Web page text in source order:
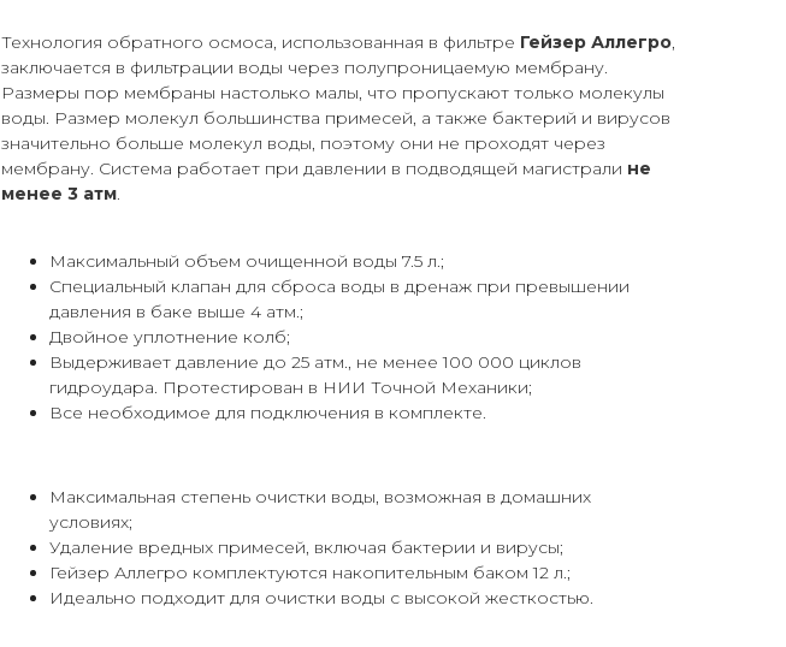
Технология обратного осмоса, использованная в фильтре Гейзер Аллегро,
заключается в фильтрации воды через полупроницаемую мембрану.
Размеры пор мембраны настолько малы, что пропускают только молекулы
воды. Размер молекул большинства примесей, а также бактерий и вирусов
значительно больше молекул воды, поэтому они не проходят через
мембрану. Система работает при давлении в подводящей магистрали не
менее 3 атм.
Максимальный объем очищенной воды 7.5 л.;
Специальный клапан для сброса воды в дренаж при превышении
давления в баке выше 4 атм.;
Двойное уплотнение колб;
Выдерживает давление до 25 атм., не менее 100 000 циклов
гидроудара. Протестирован в НИИ Точной Механики;
Все необходимое для подключения в комплекте.
Максимальная степень очистки воды, возможная в домашних
условиях;
Удаление вредных примесей, включая бактерии и вирусы;
Гейзер Аллегро комплектуются накопительным баком 12 л.;
Идеально подходит для очистки воды с высокой жесткостью.